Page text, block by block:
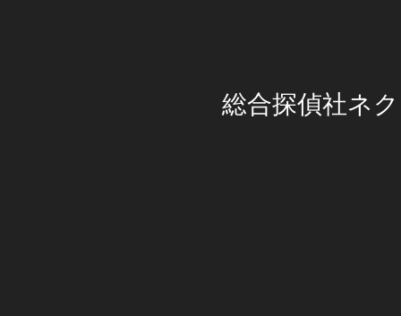
総合探偵社ネ